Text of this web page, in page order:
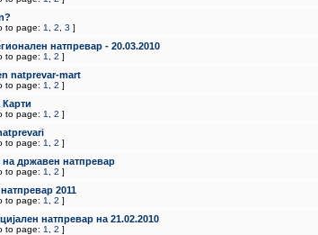
to page: 1 2 3 ]
натпревар - 20.03.2010
to page: 1 2 ]
natprevar-mart
to page: 1 2 ]
Карти
to page: 1 2 ]
to page: 1 2 ]
државен натпревар
to page: 1 2 ]
2011
to page: 1 2 ]
натпревар на 21.02.2010
to page: 1 2 ]